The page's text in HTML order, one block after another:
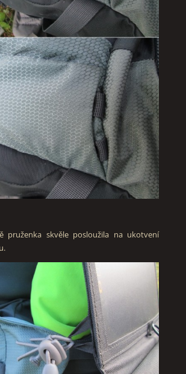
pruženka skvěle posloužila na ukotvení